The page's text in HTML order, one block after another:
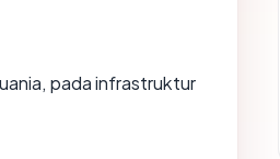
pada infrastruktur